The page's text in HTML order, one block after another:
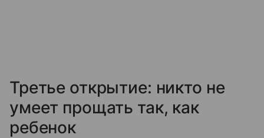
Третье открытие: никто не
умеет прощать так, как
ребенок